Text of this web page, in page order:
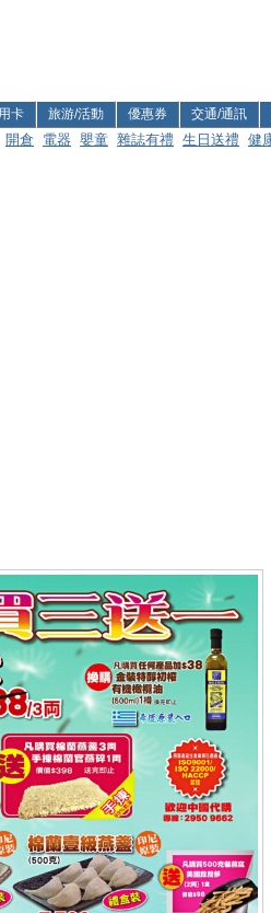
卡 旅游/活動 優惠券 交通/通訊
開倉 電器 嬰童 雜誌有禮 生日送禮 健